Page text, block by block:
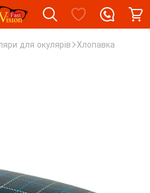
для окулярів Хлопавка